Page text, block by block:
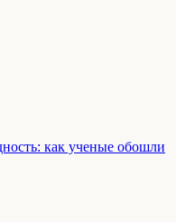
как ученые обошли